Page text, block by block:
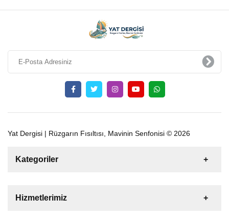
Yat Dergisi | Rüzgarın Fısıltısı, Mavinin Senfonisi © 2026
Kategoriler
Tekne
Hizmetlerimiz